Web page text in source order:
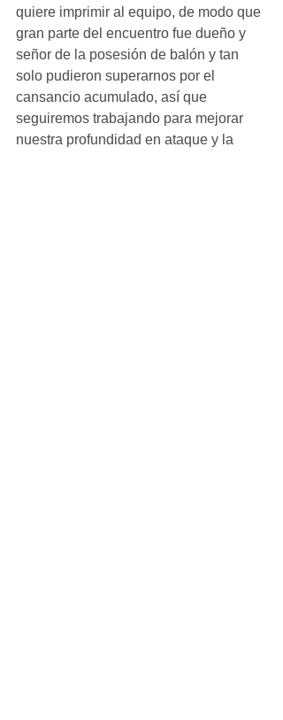
quiere imprimir al equipo, de modo que
gran parte del encuentro fue dueño y
señor de la posesión de balón y tan
solo pudieron superarnos por el
cansancio acumulado, así que
seguiremos trabajando para mejorar
nuestra profundidad en ataque y la